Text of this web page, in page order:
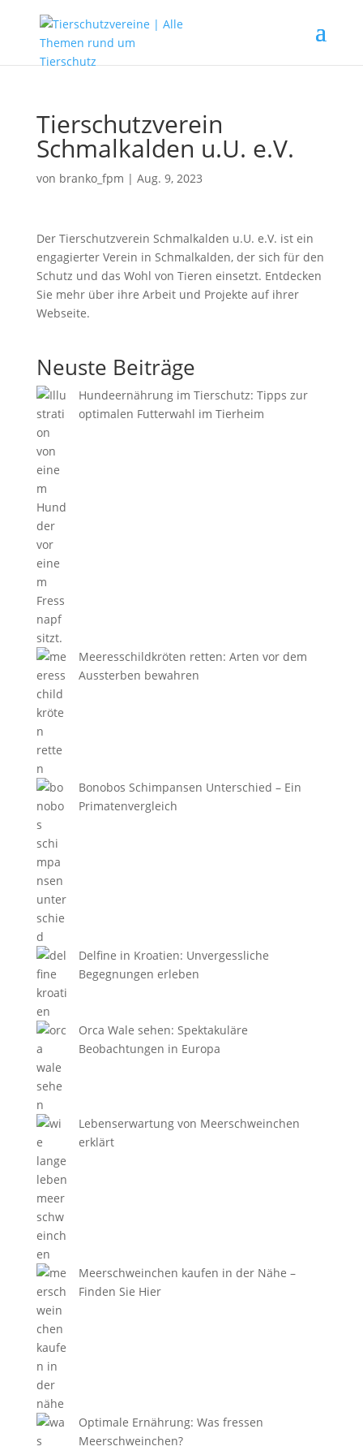
Tierschutzverein
Schmalkalden u.U. e.V.
von branko_fpm | Aug. 9, 2023
Der Tierschutzverein Schmalkalden u.U. e.V. ist ein
engagierter Verein in Schmalkalden, der sich für den
Schutz und das Wohl von Tieren einsetzt. Entdecken
Sie mehr über ihre Arbeit und Projekte auf ihrer
Webseite.
Neuste Beiträge
Hundeernährung im Tierschutz: Tipps zur
optimalen Futterwahl im Tierheim
Meeresschildkröten retten: Arten vor dem
Aussterben bewahren
Bonobos Schimpansen Unterschied – Ein
Primatenvergleich
Delfine in Kroatien: Unvergessliche
Begegnungen erleben
Orca Wale sehen: Spektakuläre
Beobachtungen in Europa
Lebenserwartung von Meerschweinchen
erklärt
Meerschweinchen kaufen in der Nähe –
Finden Sie Hier
Optimale Ernährung: Was fressen
Meerschweinchen?